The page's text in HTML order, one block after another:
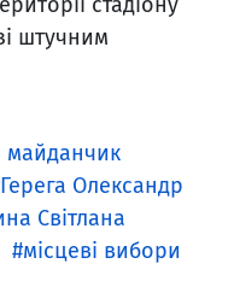
штучним
майданчик
Герега Олександр
Світлана
місцеві вибори